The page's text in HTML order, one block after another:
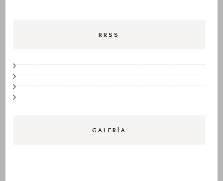
RRSS
GALERÍA